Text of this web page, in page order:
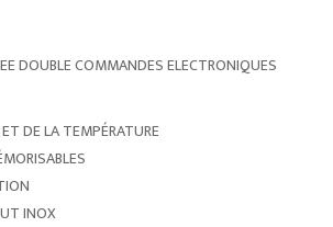
DOUBLE COMMANDES ELECTRONIQUES
DE LA TEMPÉRATURE
INOX